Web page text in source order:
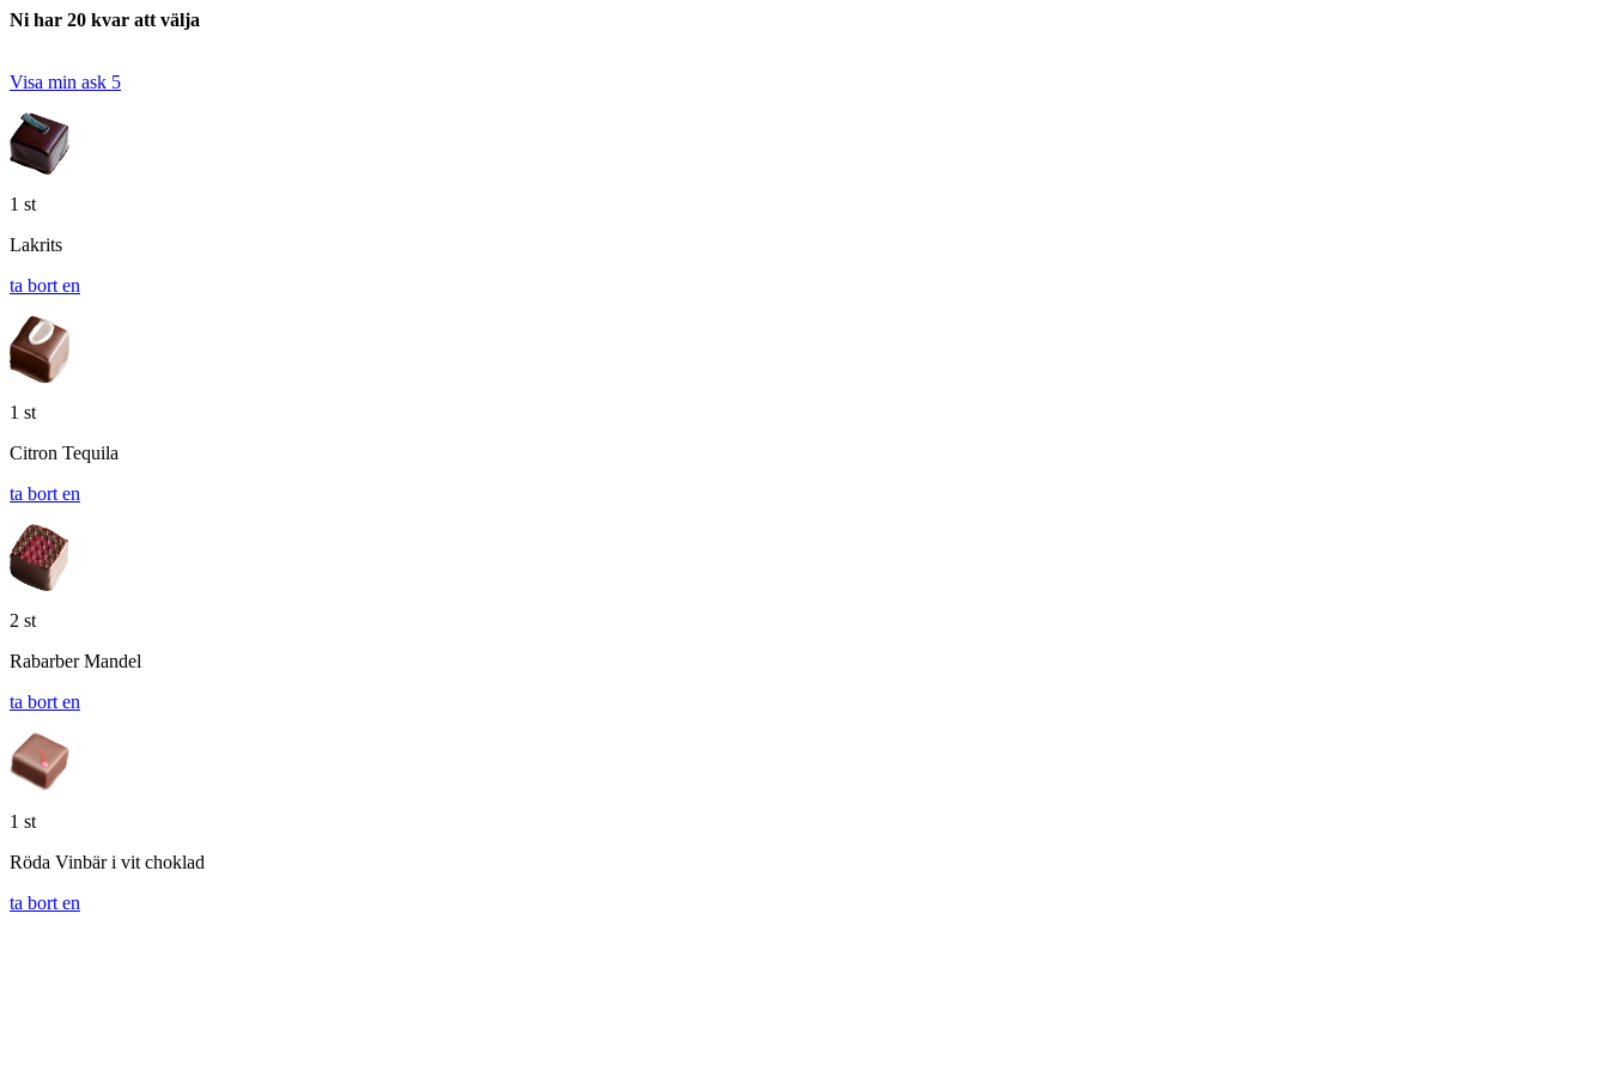
Ni har 20 kvar att välja
Visa min ask 5
1 st
Lakrits
ta bort en
1 st
Citron Tequila
ta bort en
2 st
Rabarber Mandel
ta bort en
1 st
Röda Vinbär i vit choklad
ta bort en